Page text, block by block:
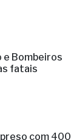
e Bombeiros
fatais
com 400